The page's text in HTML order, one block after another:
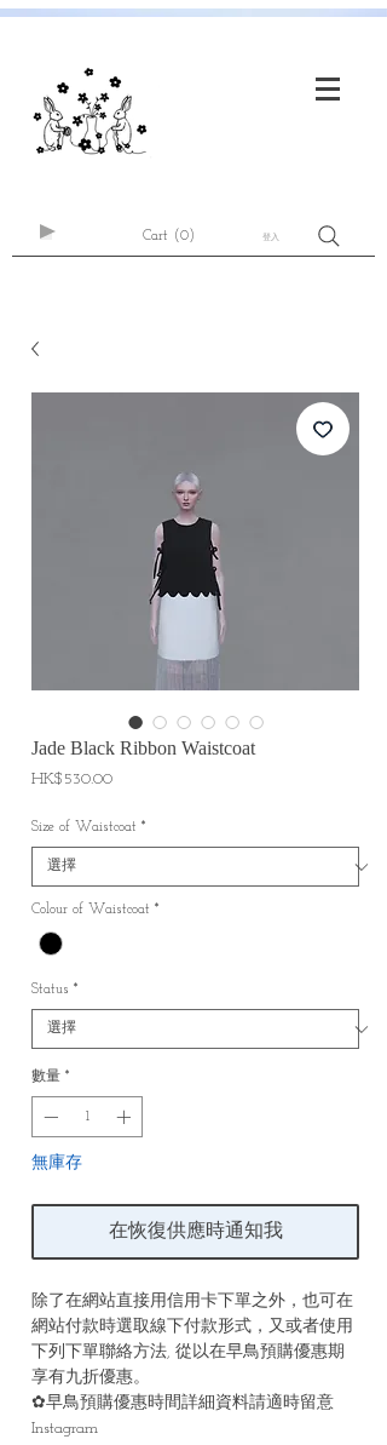
Cart (0) 登入
Jade Black Ribbon Waistcoat
HK$530.00價
Size of Waistcoat *
Colour of Waistcoat *
Status *
數量 *
無庫存
在恢復供應時通知我
除了在網站直接用信用卡下單之外，也可在
網站付款時選取線下付款形式，又或者使用
下列下單聯絡方法, 從以在早鳥預購優惠期
享有九折優惠。
✿早鳥預購優惠時間詳細資料請適時留意
Instagram